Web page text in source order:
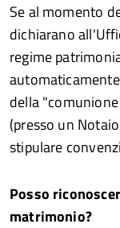
Se al momento
dichiarano
regime
della
(presso un
stipulare
Posso
matrimonio?